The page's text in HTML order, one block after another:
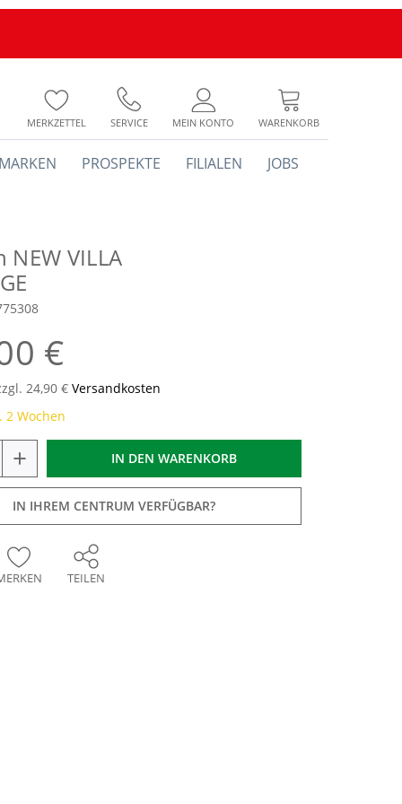
MERKZETTEL SERVICE MEIN KONTO WARENKORB
PROSPEKTE FILIALEN JOBS
NEW VILLA
€
24,90 € Versandkosten
2 Wochen
+ IN DEN WARENKORB
IN IHREM CENTRUM VERFÜGBAR?
TEILEN